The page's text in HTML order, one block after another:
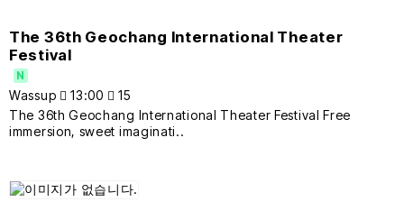
The 36th Geochang International Theater
Festival
N
Wassup 13:00
15
The 36th Geochang International Theater Festival Free
immersion, sweet imaginati..